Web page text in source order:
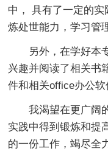
中， 具有了一定的
炼处世能力，学习管
另外，在学好本
兴趣并阅读了相关书
件和相关office办公软
我渴望在更广阔
实践中得到锻炼和提
的一份工作，竭尽全